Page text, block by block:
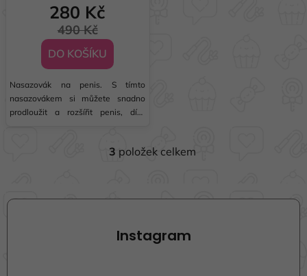
280 Kč
490 Kč
DO KOŠÍKU
Nasazovák na penis. S tímto
nasazovákem si můžete snadno
prodloužit a rozšířit penis, díky
sexuálním životě. Snadno
O
á
a
c
3 položek celkem
á
Instagram